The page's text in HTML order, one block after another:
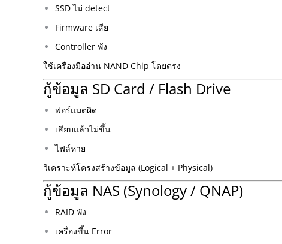
SSD ไม่ detect
Firmware เสีย
Controller พัง
ใช้เครื่องมืออ่าน NAND Chip โดยตรง
กู้ข้อมูล SD Card / Flash Drive
ฟอร์แมตผิด
เสียบแล้วไม่ขึ้น
ไฟล์หาย
วิเคราะห์โครงสร้างข้อมูล (Logical + Physical)
กู้ข้อมูล NAS (Synology / QNAP)
RAID พัง
เครื่องขึ้น Error